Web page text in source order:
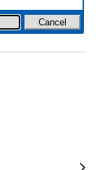
Cancel